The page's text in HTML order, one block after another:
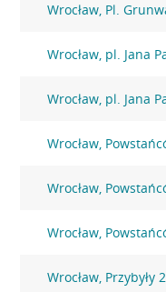
Wrocław, Pl.
Wrocław, pl. Jana
Wrocław, pl. Jana
Wrocław,
Wrocław,
Wrocław,
Wrocław, Przybyły